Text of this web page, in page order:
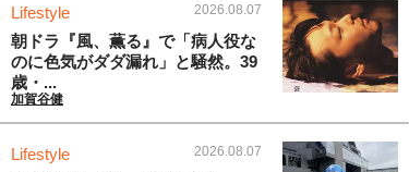
Lifestyle 2026.08.07
朝ドラ『風、薫る』で「病人役な
のに色気がダダ漏れ」と騒然。39
歳・...
加賀谷健
Lifestyle 2026.08.07